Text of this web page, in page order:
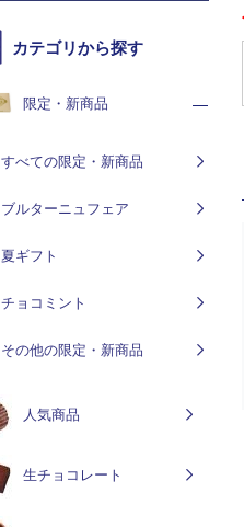
カテゴリから探す
限定・新商品
すべての限定・新商品
ブルターニュフェア
夏ギフト
チョコミント
その他の限定・新商品
人気商品
生チョコレート